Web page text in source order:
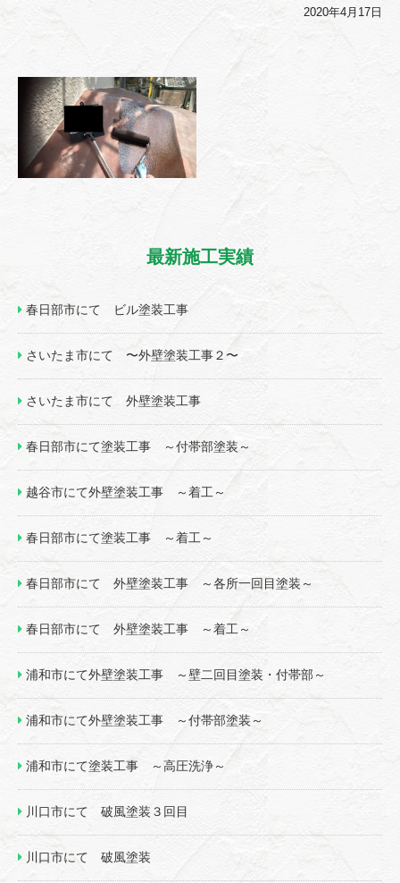
2020年4月17日
最新施工実績
春日部市にて ビル塗装工事
さいたま市にて 〜外壁塗装工事２〜
さいたま市にて 外壁塗装工事
春日部市にて塗装工事 ～付帯部塗装～
越谷市にて外壁塗装工事 ～着工～
春日部市にて塗装工事 ～着工～
春日部市にて 外壁塗装工事 ～各所一回目塗装～
春日部市にて 外壁塗装工事 ～着工～
浦和市にて外壁塗装工事 ～壁二回目塗装・付帯部～
浦和市にて外壁塗装工事 ～付帯部塗装～
浦和市にて塗装工事 ～高圧洗浄～
川口市にて 破風塗装３回目
川口市にて 破風塗装